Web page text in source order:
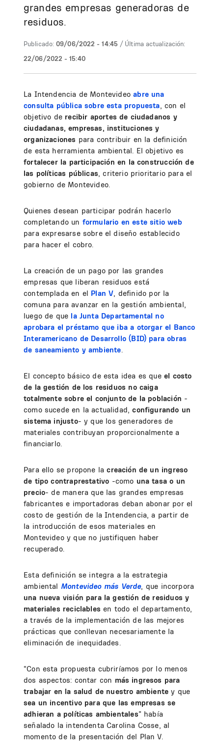
grandes empresas generadoras de
residuos.
Publicado: 09/06/2022 - 14:45 / Última actualización:
22/06/2022 - 15:40
La Intendencia de Montevideoabre una
consulta pública sobre esta propuesta, con el
objetivo de recibir aportes de ciudadanos y
ciudadanas, empresas, instituciones y
organizaciones para contribuir en la definición
de esta herramienta ambiental. El objetivo es
fortalecer la participación en la construcción de
las políticas públicas, criterio prioritario para el
gobierno de Montevideo.
Quienes desean participar podrán hacerlo
completando un formulario en este sitio web
para expresarse sobre el diseño establecido
para hacer el cobro.
La creación de un pago por las grandes
empresas que liberan residuos está
contemplada en el Plan V, definido por la
comuna para avanzar en la gestión ambiental,
luego de que la Junta Departamental no
aprobara el préstamo que iba a otorgar el Banco
Interamericano de Desarrollo (BID) para obras
de saneamiento y ambiente.
El concepto básico de esta idea es queel costo
de la gestión de los residuos no caiga
totalmente sobre el conjunto de la población -
como sucede en la actualidad,configurando un
sistema injusto- y que los generadores de
materiales contribuyan proporcionalmente a
financiarlo.
Para ello se propone la creación de un ingreso
de tipo contraprestativo -como una tasa o un
precio- de manera que las grandes empresas
fabricantes e importadoras deban abonar por el
costo de gestión de la Intendencia, a partir de
la introducción de esos materiales en
Montevideo y que no justifiquen haber
recuperado.
Esta definición se integra a la estrategia
ambiental Montevideo más Verde, que incorpora
una nueva visión para la gestión de residuos y
materiales reciclables en todo el departamento,
a través de la implementación de las mejores
prácticas que conllevan necesariamente la
eliminación de inequidades.
“Con esta propuesta cubriríamos por lo menos
dos aspectos: contar con más ingresos para
trabajar en la salud de nuestro ambientey que
sea un incentivo para que las empresas se
adhieran a políticas ambientales” había
señalado la intendenta Carolina Cosse, al
momento de la presentación del Plan V.